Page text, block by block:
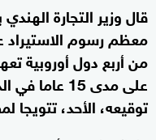
قال وزير التجارة
معظم رسوم الاستيراد
على مدى 15
توقيعه، الأحد، تتويجا